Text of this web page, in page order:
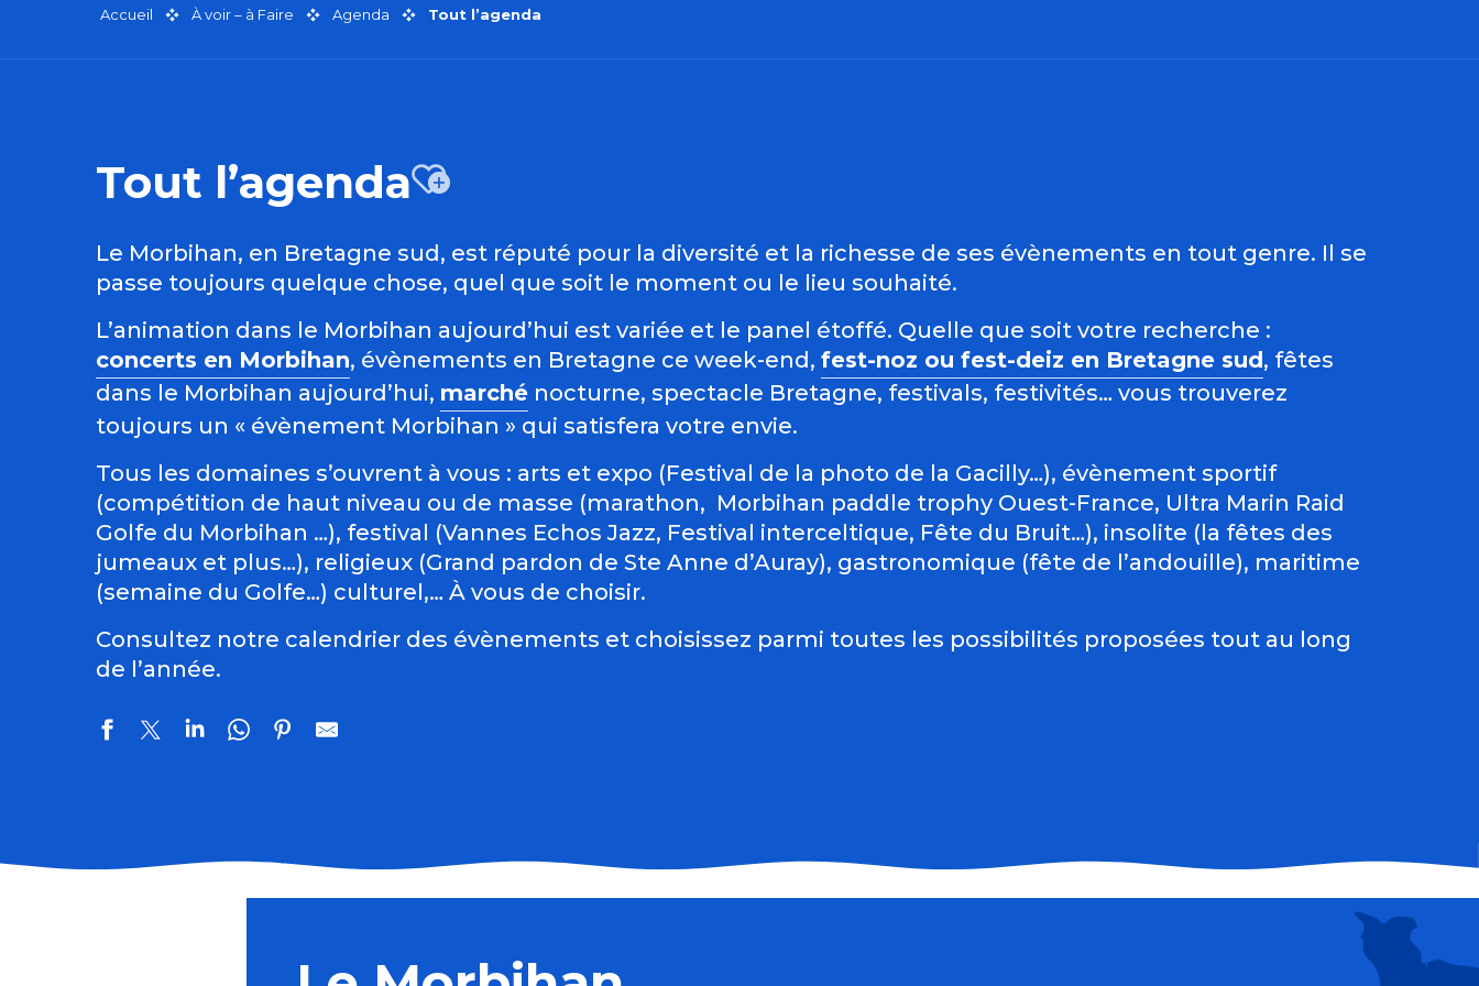
Accueil À voir – à Faire Agenda Tout l’agenda
Tout l’agendaAjouter aux favoris
Le Morbihan, en Bretagne sud, est réputé pour la diversité et la richesse de ses évènements en tout genre. Il se
passe toujours quelque chose, quel que soit le moment ou le lieu souhaité.
L’animation dans le Morbihan aujourd’hui est variée et le panel étoffé. Quelle que soit votre recherche :
concerts en Morbihan, évènements en Bretagne ce week-end, fest-noz ou fest-deiz en Bretagne sud, fêtes
dans le Morbihan aujourd’hui, marché nocturne, spectacle Bretagne, festivals, festivités… vous trouverez
toujours un « évènement Morbihan » qui satisfera votre envie.
Tous les domaines s’ouvrent à vous : arts et expo (Festival de la photo de la Gacilly…), évènement sportif
(compétition de haut niveau ou de masse (marathon, Morbihan paddle trophy Ouest-France, Ultra Marin Raid
Golfe du Morbihan …), festival (Vannes Echos Jazz, Festival interceltique, Fête du Bruit…), insolite (la fêtes des
jumeaux et plus…), religieux (Grand pardon de Ste Anne d’Auray), gastronomique (fête de l’andouille), maritime
(semaine du Golfe…) culturel,… À vous de choisir.
Consultez notre calendrier des évènements et choisissez parmi toutes les possibilités proposées tout au long
de l’année.
Soirée Karaoké Pédalé avec "La Karacyclette"